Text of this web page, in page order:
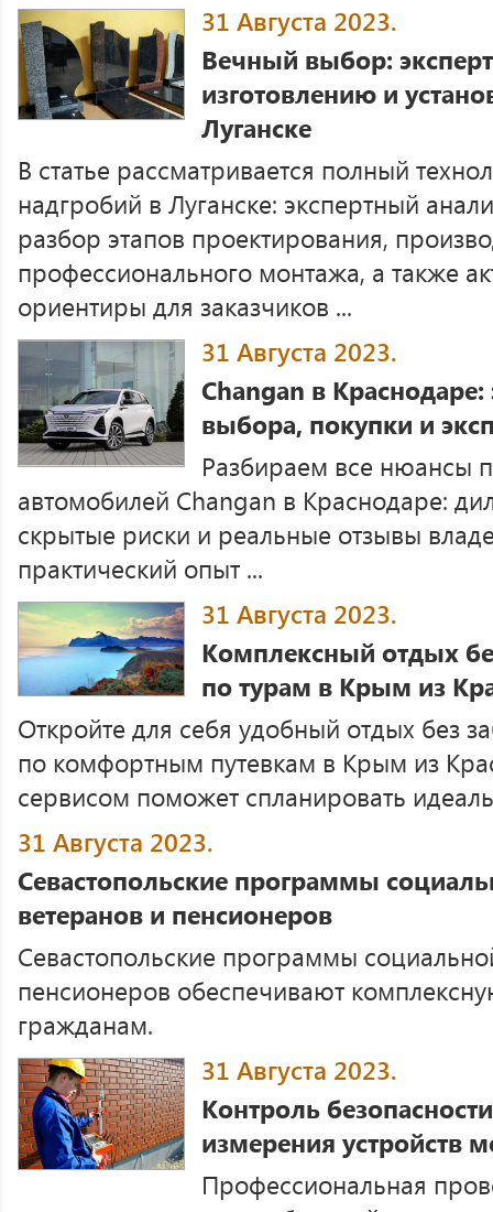
31 Августа 2023.
Вечный выбор:
изготовлению и
Луганске
В статье рассматривается полный
надгробий в Луганске: экспертный
разбор этапов проектирования,
профессионального монтажа, а также
ориентиры для заказчиков ...
31 Августа 2023.
Changan в
выбора, покупки и
Разбираем все нюансы
автомобилей Changan в Краснодаре:
скрытые риски и реальные отзывы
практический опыт ...
31 Августа 2023.
Комплексный отдых
по турам в Крым из
Откройте для себя удобный отдых без
по комфортным путевкам в Крым из
сервисом поможет спланировать
31 Августа 2023.
Севастопольские программы
ветеранов и пенсионеров
Севастопольские программы
пенсионеров обеспечивают
гражданам.
31 Августа 2023.
Контроль
измерения устройств
Профессиональная